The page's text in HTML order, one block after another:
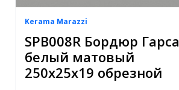
Kerama Marazzi
SPB008R Бордюр Гарса
белый матовый
250х25х19 обрезной